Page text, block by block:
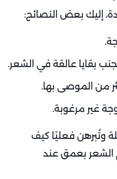
إليك بعض النصائح:
بقايا عالقة في الشعر.
من الموصى بها.
غير مرغوبة.
وتُبرهن فعليًا كيف
الشعر بعمق عند